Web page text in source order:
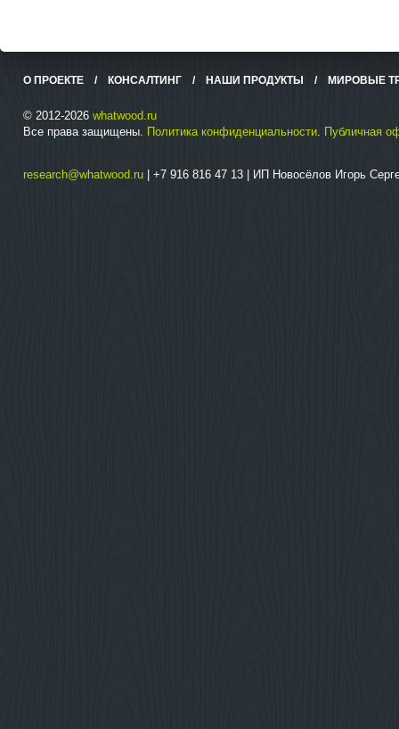
О ПРОЕКТЕ / КОНСАЛТИНГ / НАШИ ПРОДУКТЫ / МИРОВЫЕ
© 2012-2026 whatwood.ru
Все права защищены. Политика конфиденциальности. Публичная
research@whatwood.ru | +7 916 816 47 13 | ИП Новосёлов Игорь